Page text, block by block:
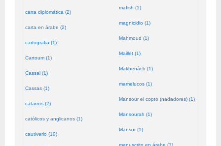
carta diplomática (2)
carta en árabe (2)
cartografia (1)
Cartoum (1)
Cassal (1)
Cassas (1)
catarros (2)
católicos y anglicanos (1)
cautiverio (10)
mafish (1)
magnicidio (1)
Mahmoud (1)
Maillet (1)
Makbenách (1)
mamelucos (1)
Mansour el copto (nadadores) (1)
Mansourah (1)
Mansur (1)
manuscrito en árabe (1)